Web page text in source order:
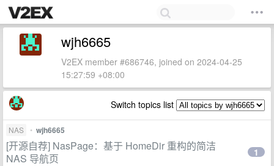
wjh6665
V2EX member #686746, joined on 2024-04-25
15:27:59 +08:00
Switch topics list
NAS • wjh6665
[开源自荐] NasPage：基于 HomeDir 重构的简洁
NAS 导航页
1